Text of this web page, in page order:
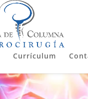
Currículum